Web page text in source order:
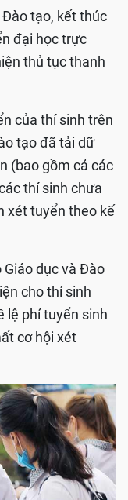
Đào tạo, kết thúc
đại học trực
thủ tục thanh
của thí sinh trên
tạo đã tải dữ
(bao gồm cả các
thí sinh chưa
xét tuyển theo kế
Giáo dục và Đào
cho thí sinh
lệ phí tuyển sinh
cơ hội xét